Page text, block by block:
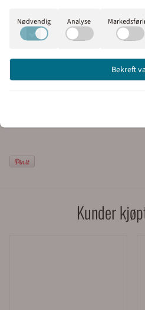
med budbil i Oslo, Akershus og
Merkefabrikken holder til i Hølen i
Kunder
Nødvendig Analyse
Bekreft